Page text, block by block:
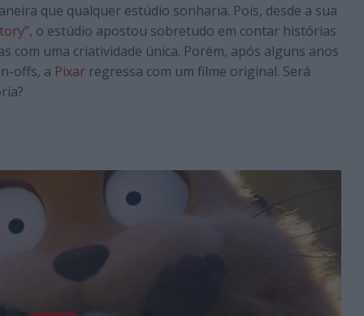
que qualquer estúdio sonharia. Pois, desde a sua
”, o estúdio apostou sobretudo em contar histórias
com uma criatividade única. Porém, após alguns anos
offs, a Pixar regressa com um filme original. Será